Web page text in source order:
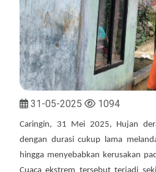
31-05-2025 1094
Caringin, 31 Mei 2025, Hujan
dengan durasi cukup lama
hingga menyebabkan kerusakan